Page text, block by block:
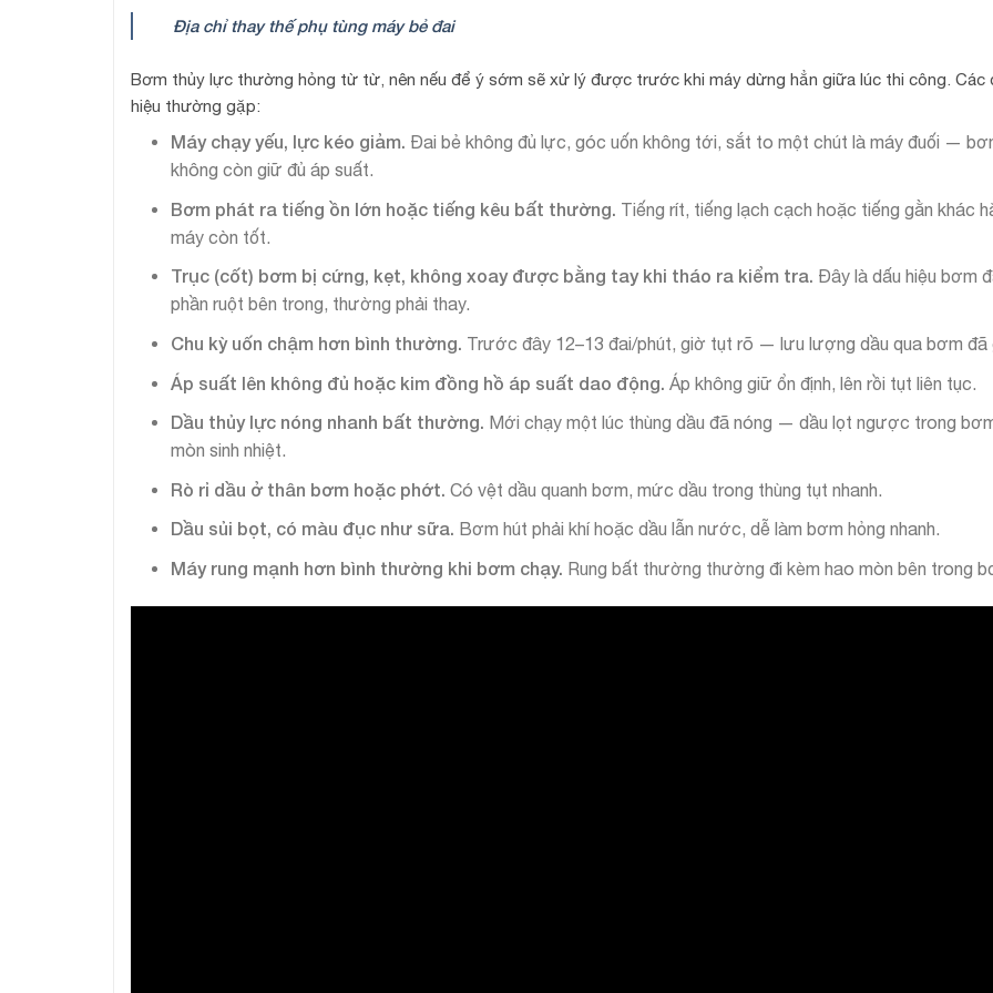
Địa chỉ thay thế phụ tùng máy bẻ đai
Bơm thủy lực thường hỏng từ từ, nên nếu để ý sớm sẽ xử lý được trước khi máy dừng hẳn giữa lúc thi công. Các
hiệu thường gặp:
Máy chạy yếu, lực kéo giảm. Đai bẻ không đủ lực, góc uốn không tới, sắt to một chút là máy đuối —
không còn giữ đủ áp suất.
Bơm phát ra tiếng ồn lớn hoặc tiếng kêu bất thường. Tiếng rít, tiếng lạch cạch hoặc tiếng gằn khác
máy còn tốt.
Trục (cốt) bơm bị cứng, kẹt, không xoay được bằng tay khi tháo ra kiểm tra. Đây là dấu hiệu bơm
phần ruột bên trong, thường phải thay.
Chu kỳ uốn chậm hơn bình thường. Trước đây 12–13 đai/phút, giờ tụt rõ — lưu lượng dầu qua bơm đã
Áp suất lên không đủ hoặc kim đồng hồ áp suất dao động. Áp không giữ ổn định, lên rồi tụt liên tục.
Dầu thủy lực nóng nhanh bất thường. Mới chạy một lúc thùng dầu đã nóng — dầu lọt ngược trong
mòn sinh nhiệt.
Rò rỉ dầu ở thân bơm hoặc phớt. Có vệt dầu quanh bơm, mức dầu trong thùng tụt nhanh.
Dầu sủi bọt, có màu đục như sữa. Bơm hút phải khí hoặc dầu lẫn nước, dễ làm bơm hỏng nhanh.
Máy rung mạnh hơn bình thường khi bơm chạy. Rung bất thường thường đi kèm hao mòn bên trong